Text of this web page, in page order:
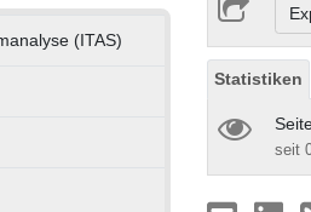
(ITAS)
Statistiken
seit